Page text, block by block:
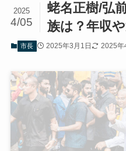
蛯名正樹/弘
族は？年収
2025
4/05
市長 2025年3月1日 2025年